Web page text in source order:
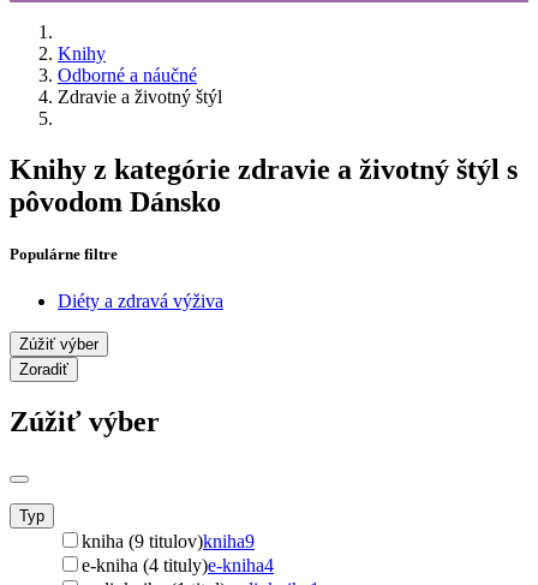
Knihy
Odborné a náučné
Zdravie a životný štýl
Knihy z kategórie zdravie a životný štýl s
pôvodom Dánsko
Populárne filtre
Diéty a zdravá výživa
Zúžiť výber
Zoradiť
Zúžiť výber
Typ
kniha (9 titulov)kniha9
e-kniha (4 tituly)e-kniha4